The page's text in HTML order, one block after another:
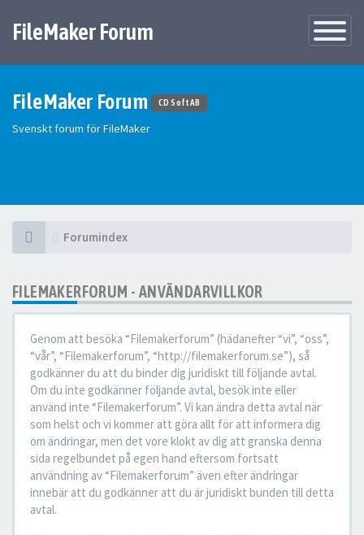
Växla
FileMaker Forum
FileMaker Forum CD Soft AB
Svenskt forum för FileMaker
Forumindex
FILEMAKERFORUM - ANVÄNDARVILLKOR
Genom att besöka “Filemakerforum” (hädanefter “vi”, “oss”,
“vår”, “Filemakerforum”, “http://filemakerforum.se”), så
godkänner du att du binder dig juridiskt till följande avtal.
Om du inte godkänner följande avtal, besök inte eller
använd inte “Filemakerforum”. Vi kan ändra detta avtal när
som helst och vi kommer att göra allt för att informera dig
om ändringar, men det vore klokt av dig att granska denna
sida regelbundet på egen hand eftersom fortsatt
användning av “Filemakerforum” även efter ändringar
innebär att du godkänner att du är juridiskt bunden till detta
avtal.